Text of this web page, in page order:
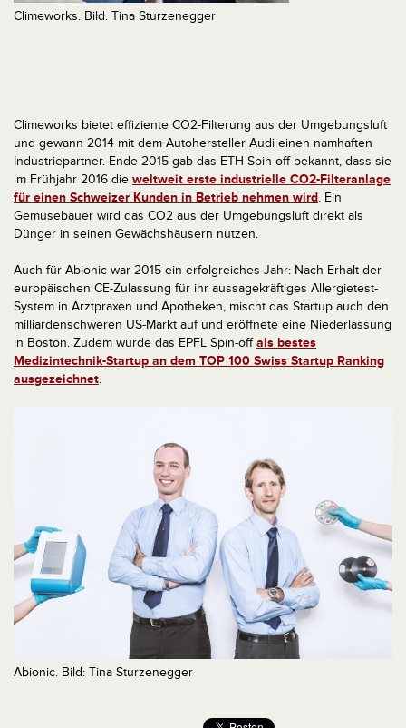
Climeworks. Bild: Tina Sturzenegger
Climeworks bietet effiziente CO2-Filterung aus der Umgebungsluft
und gewann 2014 mit dem Autohersteller Audi einen namhaften
Industriepartner. Ende 2015 gab das ETH Spin-off bekannt, dass sie
im Frühjahr 2016 die weltweit erste industrielle CO2-Filteranlage
für einen Schweizer Kunden in Betrieb nehmen wird. Ein
Gemüsebauer wird das CO2 aus der Umgebungsluft direkt als
Dünger in seinen Gewächshäusern nutzen.
Auch für Abionic war 2015 ein erfolgreiches Jahr: Nach Erhalt der
europäischen CE-Zulassung für ihr aussagekräftiges Allergietest-
System in Arztpraxen und Apotheken, mischt das Startup auch den
milliardenschweren US-Markt auf und eröffnete eine Niederlassung
in Boston. Zudem wurde das EPFL Spin-offals bestes
Medizintechnik-Startup an dem TOP 100 Swiss Startup Ranking
ausgezeichnet.
Abionic. Bild: Tina Sturzenegger